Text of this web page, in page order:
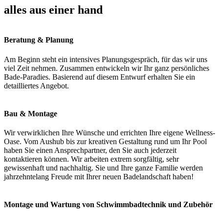
alles aus einer hand
Beratung & Planung
Am Beginn steht ein intensives Planungsgespräch, für das wir uns
viel Zeit nehmen. Zusammen entwickeln wir Ihr ganz persönliches
Bade-Paradies. Basierend auf diesem Entwurf erhalten Sie ein
detailliertes Angebot.
Bau & Montage
Wir verwirklichen Ihre Wünsche und errichten Ihre eigene Wellness-
Oase. Vom Aushub bis zur kreativen Gestaltung rund um Ihr Pool
haben Sie einen Ansprechpartner, den Sie auch jederzeit
kontaktieren können. Wir arbeiten extrem sorgfältig, sehr
gewissenhaft und nachhaltig. Sie und Ihre ganze Familie werden
jahrzehntelang Freude mit Ihrer neuen Badelandschaft haben!
Montage und Wartung von Schwimmbadtechnik und Zubehör